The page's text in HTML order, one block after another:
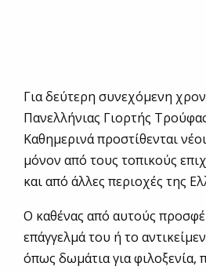
Για δεύτερη συνεχόμενη
Πανελλήνιας Γιορτής
Καθημερινά προστίθενται
μόνον από τους τοπικούς
και από άλλες περιοχές της
Ο καθένας από αυτούς
επάγγελμά του ή το
όπως δωμάτια για φιλοξενία,